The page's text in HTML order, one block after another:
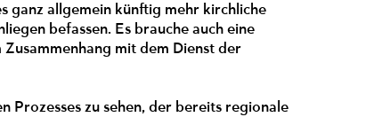
ganz allgemein künftig mehr kirchliche
befassen. Es brauche auch eine
mit dem Dienst der
Prozesses zu sehen, der bereits regionale